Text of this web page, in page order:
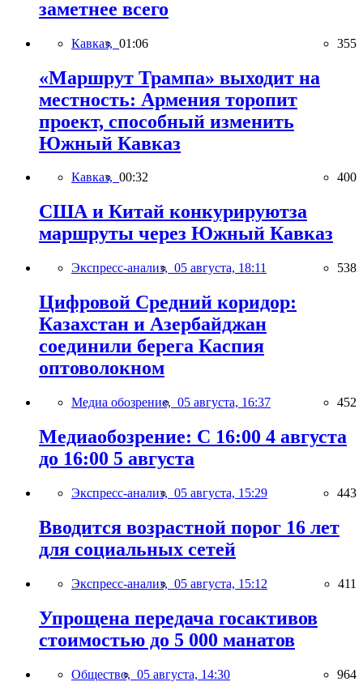
заметнее всего
Кавказ, 01:06 355
«Маршрут Трампа» выходит на
местность: Армения торопит
проект, способный изменить
Южный Кавказ
Кавказ, 00:32 400
США и Китай конкурируютза
маршруты через Южный Кавказ
Экспресс-анализ, 05 августа, 18:11 538
Цифровой Средний коридор:
Казахстан и Азербайджан
соединили берега Каспия
оптоволокном
Медиа обозрение, 05 августа, 16:37 452
Медиаобозрение: С 16:00 4 августа
до 16:00 5 августа
Экспресс-анализ, 05 августа, 15:29 443
Вводится возрастной порог 16 лет
для социальных сетей
Экспресс-анализ, 05 августа, 15:12 411
Упрощена передача госактивов
стоимостью до 5 000 манатов
Общество, 05 августа, 14:30 964